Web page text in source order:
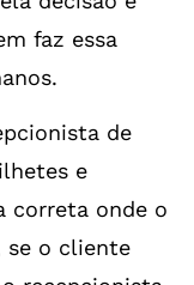
faz essa
de
e
correta onde o
se o cliente